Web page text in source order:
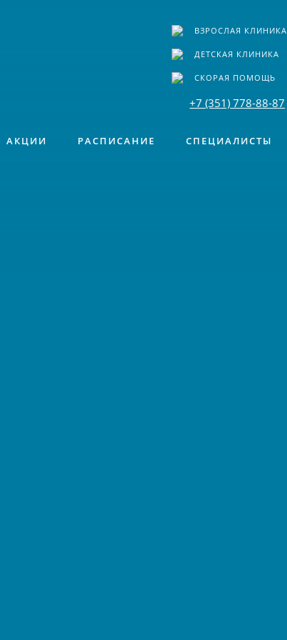
ВЗРОСЛАЯ КЛИНИКА
ДЕТСКАЯ КЛИНИКА
СКОРАЯ ПОМОЩЬ
+7 (351) 778-88-87
АКЦИИ РАСПИСАНИЕ СПЕЦИАЛИСТЫ